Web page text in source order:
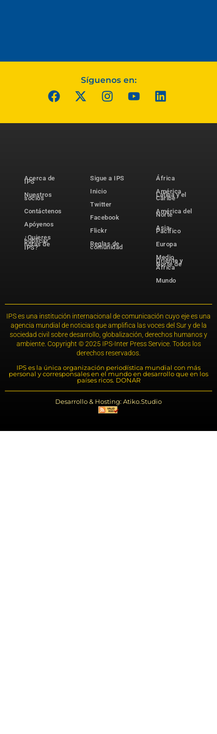
Síguenos en:
Acerca de
IPS
Nuestros
socios
Contáctenos
Apóyenos
¿Quieres
publicar
notas de
IPS?
Sigue a IPS
Inicio
Twitter
Facebook
Flickr
Reglas de
comunidad
África
América
Latina y el
Caribe
América del
Norte
Asia-
Pacífico
Europa
Medio
Oriente y
Norte de
África
Mundo
IPS es una institución internacional de comunicación cuyo eje es una
agencia mundial de noticias que amplifica las voces del Sur y de la
sociedad civil sobre desarrollo, globalización, derechos humanos y
ambiente. Copyright © 2025 IPS-Inter Press Service. Todos los
derechos reservados.
IPS es la única organización periodística mundial con más
personal y corresponsales en el mundo en desarrollo que en los
países ricos. DONAR
Desarrollo & Hosting: Atiko.Studio